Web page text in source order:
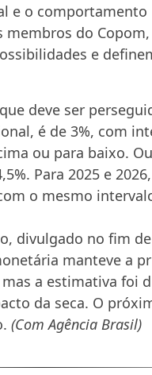
e o comportamento
do
e
deve ser
é de 3%, com
ou para baixo.
Para 2025 e
o mesmo
divulgado no fim
manteve a
a estimativa foi
da seca. O
(Com Agência Brasil)